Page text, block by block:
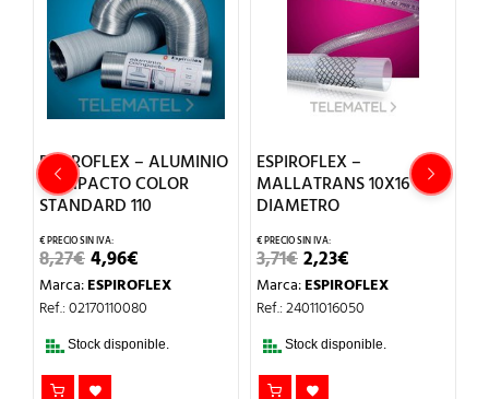
ESPIROFLEX – ALUMINIO
COMPACTO COLOR
STANDARD 110
8,27€EL
PRECIO
ORIGINAL
ERA:
4,96€PRECIO
ACTUAL
ES:
Marca:ESPIROFLEX
Ref.: 02170110080
Stock disponible.
ESPIROFLEX –
MALLATRANS 10X16
DIAMETRO
3,71€EL
PRECIO
ORIGINAL
ERA:
2,23€PRECIO
ACTUAL
ES:
Marca:ESPIROFLEX
Ref.: 24011016050
Stock disponible.